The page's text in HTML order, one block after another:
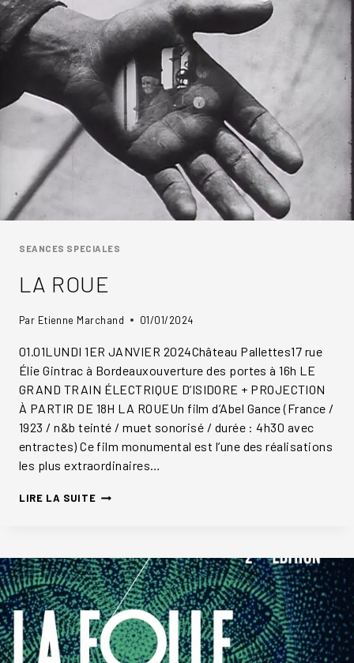
SEANCES SPECIALES
LA ROUE
Par Etienne Marchand 01/01/2024
01.01LUNDI 1ER JANVIER 2024Château Pallettes17 rue
Élie Gintrac à Bordeauxouverture des portes à 16h LE
GRAND TRAIN ÉLECTRIQUE D’ISIDORE + PROJECTION
À PARTIR DE 18H LA ROUEUn film d’Abel Gance (France /
1923 / n&b teinté / muet sonorisé / durée : 4h30 avec
entractes) Ce film monumental est l’une des réalisations
les plus extraordinaires…
LIRE LA SUITELA